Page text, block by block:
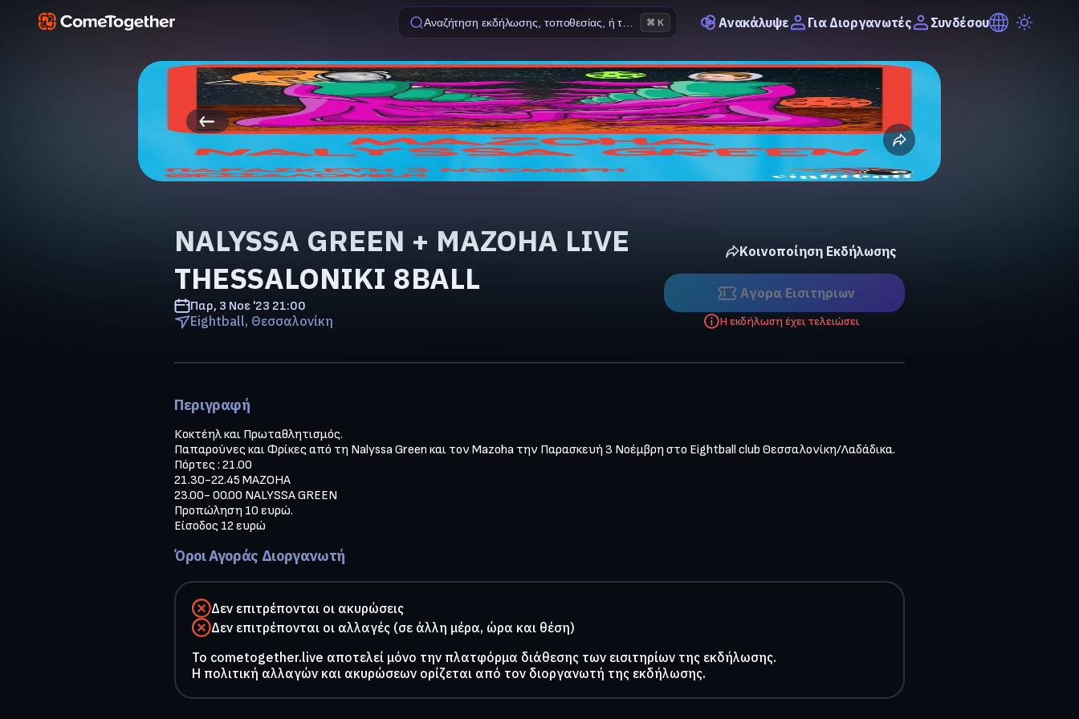
Αναζήτηση εκδήλωσης, τοποθεσίας, ή ταινίας⌘ K Ανακάλυψε Για Διοργανωτές Συνδέσου
NALYSSA GREEN + MAZOHA LIVE
THESSALONIKI 8BALL
Παρ, 3 Νοε '23 21:00
Eightball, Θεσσαλονίκη
Κοινοποίηση Εκδήλωσης
Αγορα Eισιτηριων
Η εκδήλωση έχει τελειώσει
Περιγραφή
Κοκτέηλ και Πρωταθλητισμός.
Παπαρούνες και Φρίκες από τη Nalyssa Green και τον Μazoha την Παρασκευή 3 Νοέμβρη στο Eightball club Θεσσαλονίκη/Λαδάδικα.
Πόρτες : 21.00
21.30-22.45 ΜΑΖΟΗΑ
23.00- 00.00 ΝΑLYSSA GREEN
Προπώληση 10 ευρώ.
Είσοδος 12 ευρώ
Όροι Αγοράς Διοργανωτή
Δεν επιτρέπονται οι ακυρώσεις
Δεν επιτρέπονται οι αλλαγές (σε άλλη μέρα, ώρα και θέση)
To cometogether.live αποτελεί μόνο την πλατφόρμα διάθεσης των εισιτηρίων της εκδήλωσης.
Η πολιτική αλλαγών και ακυρώσεων ορίζεται από τον διοργανωτή της εκδήλωσης.